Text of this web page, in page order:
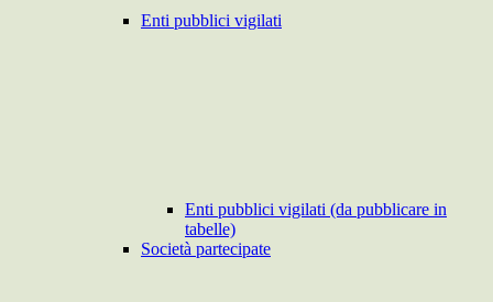
Enti pubblici vigilati
Enti pubblici vigilati (da pubblicare in
tabelle)
Società partecipate